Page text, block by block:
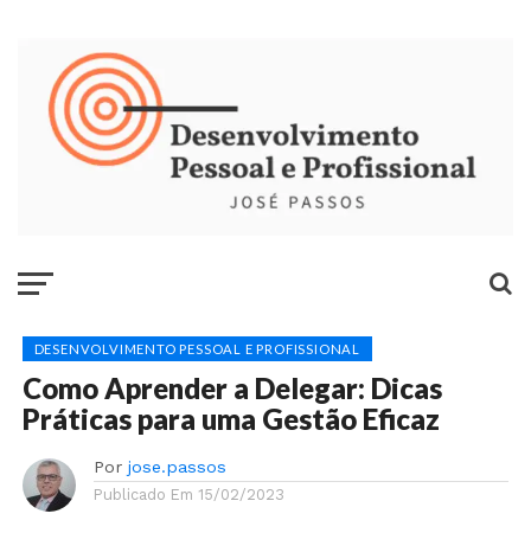
DESENVOLVIMENTO PESSOAL E PROFISSIONAL
Como Aprender a Delegar: Dicas
Práticas para uma Gestão Eficaz
Por jose.passos
Publicado Em 15/02/2023